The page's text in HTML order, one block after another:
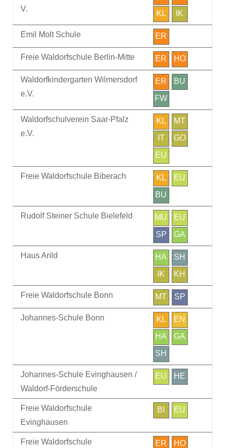
V.
KL
IK
Emil Molt Schule ER
Freie Waldorfschule Berlin-Mitte ER HO
Waldorfkindergarten Wilmersdorf
e.V.
ER
BU
FW
Waldorfschulverein Saar-Pfalz
e.V.
KL
MT
IT
GO
EU
Freie Waldorfschule Biberach KL
EU
BU
Rudolf Steiner Schule Bielefeld MU
EU
SP
GA
Haus Arild HA
SH
IK
KH
Freie Waldorfschule Bonn MT SP
Johannes-Schule Bonn KL
EN
HA
GA
SH
Johannes-Schule Evinghausen /
Waldorf-Förderschule
EU HE
Freie Waldorfschule
Evinghausen
BI EU
Freie Waldorfschule
ER
HO